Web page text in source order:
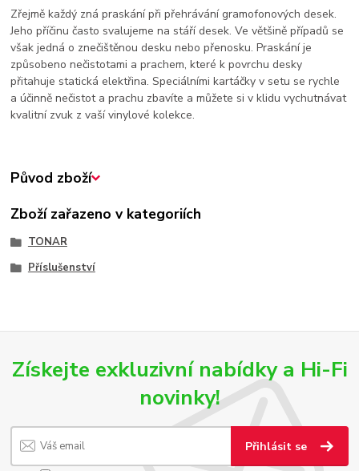
Zřejmě každý zná praskání při přehrávání gramofonových desek.
Jeho příčinu často svalujeme na stáří desek. Ve většině případů se
však jedná o znečištěnou desku nebo přenosku. Praskání je
způsobeno nečistotami a prachem, které k povrchu desky
přitahuje statická elektřina. Speciálními kartáčky v setu se rychle
a účinně nečistot a prachu zbavíte a můžete si v klidu vychutnávat
kvalitní zvuk z vaší vinylové kolekce.
Původ zboží
Zboží zařazeno v kategoriích
TONAR
Příslušenství
Získejte exkluzivní nabídky a Hi-Fi
novinky!
Přihlásit se